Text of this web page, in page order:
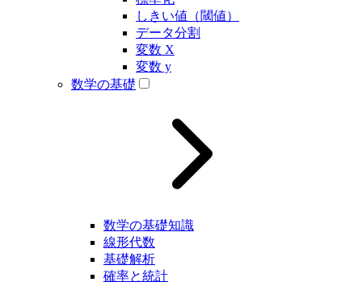
しきい値（閾値）
データ分割
変数 X
変数 y
数学の基礎
数学の基礎知識
線形代数
基礎解析
確率と統計